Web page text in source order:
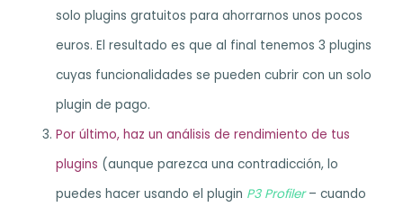
solo plugins gratuitos para ahorrarnos unos pocos
euros. El resultado es que al final tenemos 3 plugins
cuyas funcionalidades se pueden cubrir con un solo
plugin de pago.
Por último, haz un análisis de rendimiento de tus
plugins (aunque parezca una contradicción, lo
puedes hacer usando el plugin P3 Profiler – cuando